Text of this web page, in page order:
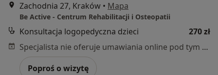
Zachodnia 27, Kraków • Mapa
Be Active - Centrum Rehabilitacji i Osteopatii
Konsultacja logopedyczna dzieci
270 zł
Specjalista nie oferuje umawiania online pod tym adresem.
Poproś o wizytę